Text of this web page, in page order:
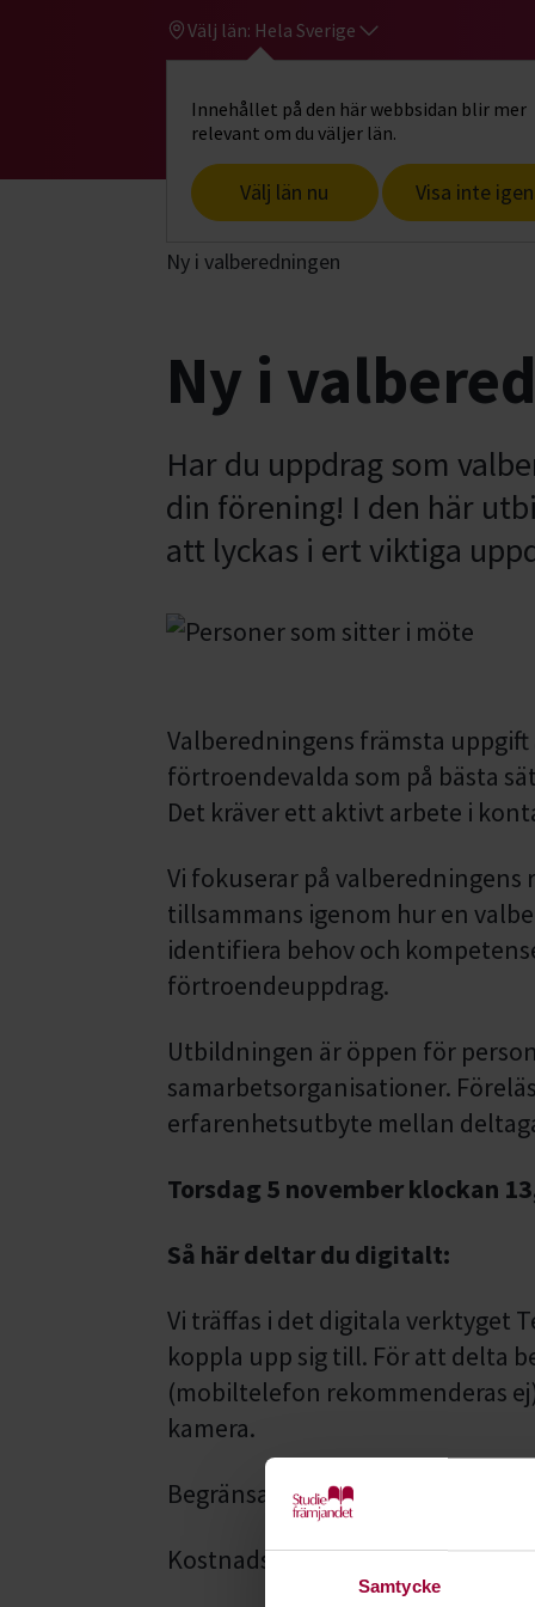
Samtycke
Välj län: Hela Sverige
Innehållet på den här webbsidan blir mer
relevant om du väljer län.
Välj län nu Visa inte igen
Gå till studiefrämjandets startsida
Start Hitta intresse
Ny i valberedningen
Ny i
Har du uppdrag som
din förening! I den här
att lyckas i ert viktiga
Valberedningens främsta
förtroendevalda som på bästa
Det kräver ett aktivt arbete i
Vi fokuserar på
tillsammans igenom hur en
identifiera behov och
förtroendeuppdrag.
Utbildningen är öppen för
samarbetsorganisationer.
erfarenhetsutbyte mellan
Torsdag 5 november klockan
Så här deltar du digitalt:
Vi träffas i det digitala verktyget
koppla upp sig till. För att delta
(mobiltelefon rekommenderas
kamera.
Begränsat antal platser - anmäl
Kostnadsfritt för